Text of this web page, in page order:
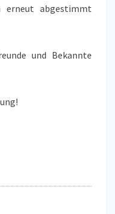
erneut abgestimmt
und Bekannte